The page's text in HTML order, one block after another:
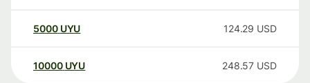
5000 UYU 124.29 USD
10000 UYU 248.57 USD